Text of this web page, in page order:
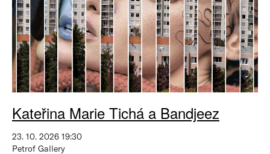
Kateřina Marie Tichá a Bandjeez
23. 10. 2026 19:30
Petrof Gallery